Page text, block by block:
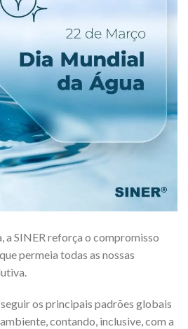
a SINER reforça o compromisso
permeia todas as nossas
os principais padrões globais
contando, inclusive, com a